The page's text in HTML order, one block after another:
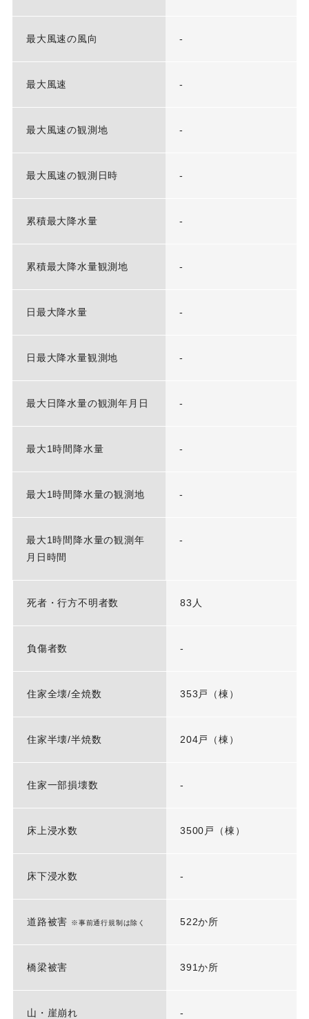
最大風速の風向 -
最大風速 -
最大風速の観測地 -
最大風速の観測日時 -
累積最大降水量 -
累積最大降水量観測地 -
日最大降水量 -
日最大降水量観測地 -
最大日降水量の観測年月日 -
最大1時間降水量 -
最大1時間降水量の観測地 -
最大1時間降水量の観測年
月日時間
-
死者・行方不明者数 83人
負傷者数 -
住家全壊/全焼数 353戸（棟）
住家半壊/半焼数 204戸（棟）
住家一部損壊数 -
床上浸水数 3500戸（棟）
床下浸水数 -
道路被害 ※事前通行規制は除く 522か所
橋梁被害 391か所
山・崖崩れ -